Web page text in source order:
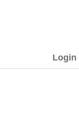
Login